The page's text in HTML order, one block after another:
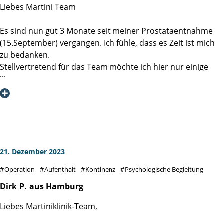
Deswegen eine klare Empfehlung … Martini Klinik, auch
„Gesundheit ist nicht alles, aber ohne Gesundheit ist alles
nichts.“
Liebes Martini Team
Es sind nun gut 3 Monate seit meiner Prostataentnahme
(15.September) vergangen. Ich fühle, dass es Zeit ist mich
zu bedanken.
Stellvertretend für das Team möchte ich hier nur einige
Mitarbeiter persönlich benennen, da ich ja nicht alle
kennengelernt habe.
Prof. Dr. M. Graefen,
Einleitungsgespräch geführt und sich die Zeit genommen
alle mir zur Verfügung stehenden Möglichkeiten ohne
entspannte und kompetente Beratung sowie eine allseitig
21. Dezember 2023
Operation Aufenthalt Kontinenz Psychologische Begleitung
Dirk P. aus Hamburg
Liebes Martiniklinik-Team,